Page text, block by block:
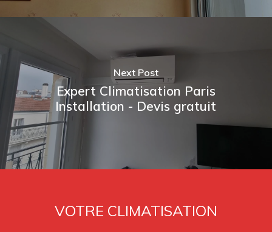
Next Post
Expert Climatisation Paris
Installation - Devis gratuit
VOTRE CLIMATISATION